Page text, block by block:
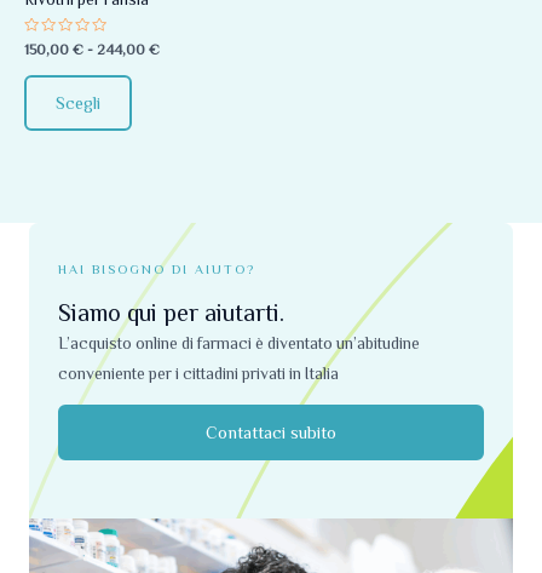
Valutato
0
su
5
150,00 € - 244,00 €
Scegli
scelte
nella
HAI BISOGNO DI AIUTO?
Siamo qui per aiutarti.
L’acquisto online di farmaci è diventato un’abitudine
conveniente per i cittadini privati ​​in Italia
Contattaci subito